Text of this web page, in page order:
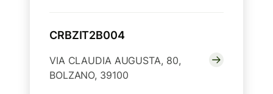
CRBZIT2B004
VIA CLAUDIA AUGUSTA, 80,
BOLZANO, 39100